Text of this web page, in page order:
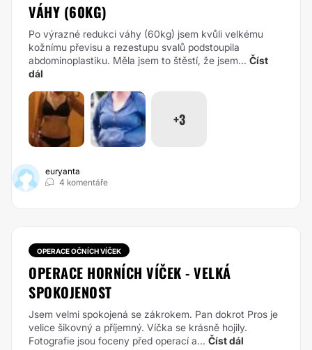
VÁHY (60KG)
Po výrazné redukci váhy (60kg) jsem kvůli velkému
kožnímu převisu a rezestupu svalů podstoupila
abdominoplastiku. Měla jsem to štěstí, že jsem... Číst
dál
+3
euryanta
4 komentáře
OPERACE OČNÍCH VÍČEK
OPERACE HORNÍCH VÍČEK - VELKÁ
SPOKOJENOST
Jsem velmi spokojená se zákrokem. Pan dokrot Pros je
velice šikovný a příjemný. Víčka se krásně hojily.
Fotografie jsou foceny před operací a... Číst dál